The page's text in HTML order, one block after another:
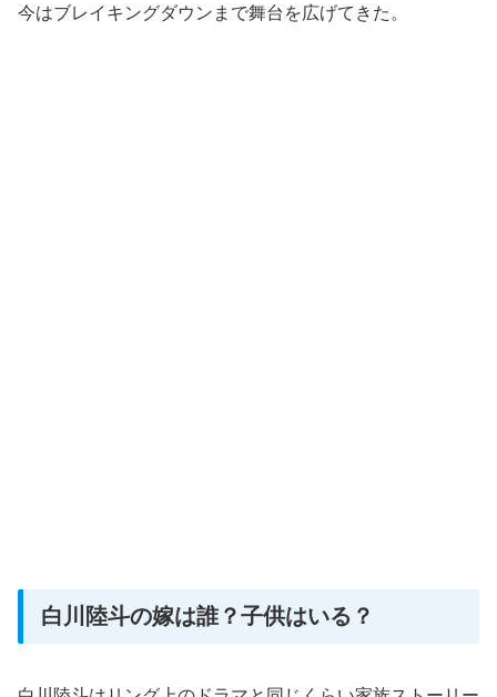
今はブレイキングダウンまで舞台を広げてきた。
白川陸斗の嫁は誰？子供はいる？